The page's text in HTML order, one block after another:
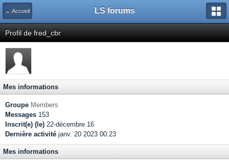
← Accueil LS forums
Profil de fred_cbr
Mes informations
Groupe Members
Messages 153
Inscrit(e) (le) 22-décembre 16
Dernière activité janv. 20 2023 00:23
Mes informations